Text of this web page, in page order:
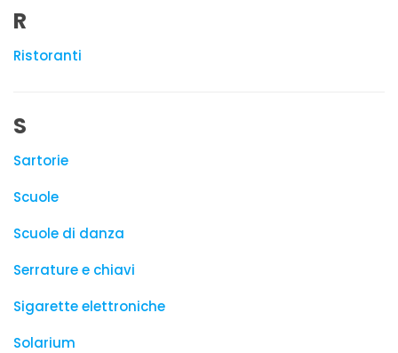
R
Ristoranti
S
Sartorie
Scuole
Scuole di danza
Serrature e chiavi
Sigarette elettroniche
Solarium